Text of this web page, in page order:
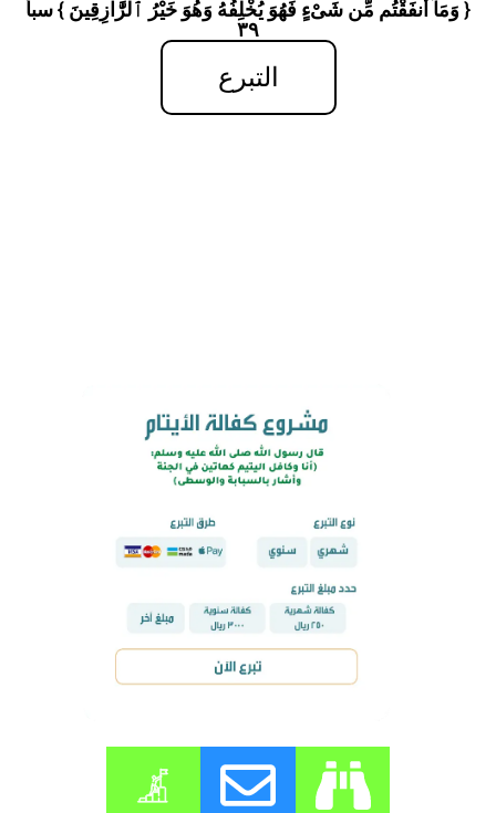
{ وَمَآ أَنفَقْتُم مِّن شَىْءٍ فَهُوَ يُخْلِفُهُ وَهُوَ خَيْرُ ٱلرَّٰازِقِينَ } سبأ
٣٩
التبرع